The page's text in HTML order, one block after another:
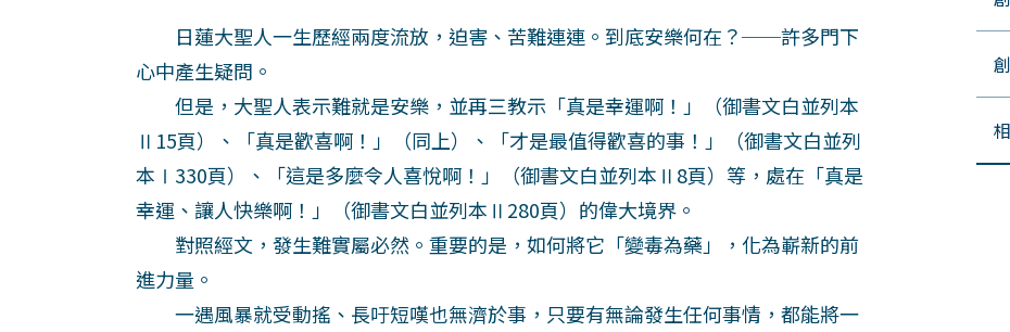
日蓮大聖人一生歷經兩度流放，迫害、苦難連連。到底安樂何在？──許多門下
心中產生疑問。
但是，大聖人表示難就是安樂，並再三教示「真是幸運啊！」（御書文白並列本
Ⅱ15頁）、「真是歡喜啊！」（同上）、「才是最值得歡喜的事！」（御書文白並列
本Ⅰ330頁）、「這是多麼令人喜悅啊！」（御書文白並列本Ⅱ8頁）等，處在「真是
幸運、讓人快樂啊！」（御書文白並列本Ⅱ280頁）的偉大境界。
對照經文，發生難實屬必然。重要的是，如何將它「變毒為藥」，化為嶄新的前
進力量。
一遇風暴就受動搖、長吁短嘆也無濟於事，只要有無論發生任何事情，都能將一